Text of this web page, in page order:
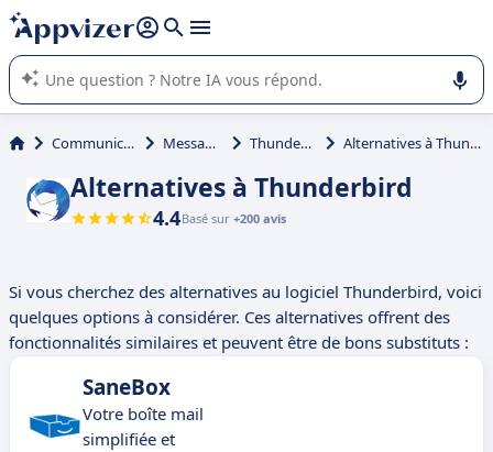
répondre (plusieurs lignes avec
L'IA de Appvizer vous guide dans l'utilisation ou la sélection de
logiciel SaaS en entreprise.
Communication Messagerie Thunderbird Alternatives à Thunderbird
Alternatives à Thunderbird
4.4Basé sur +200 avis
Si vous cherchez des alternatives au logiciel Thunderbird, voici
quelques options à considérer. Ces alternatives offrent des
fonctionnalités similaires et peuvent être de bons substituts :
SaneBox
Votre boîte mail
simplifiée et